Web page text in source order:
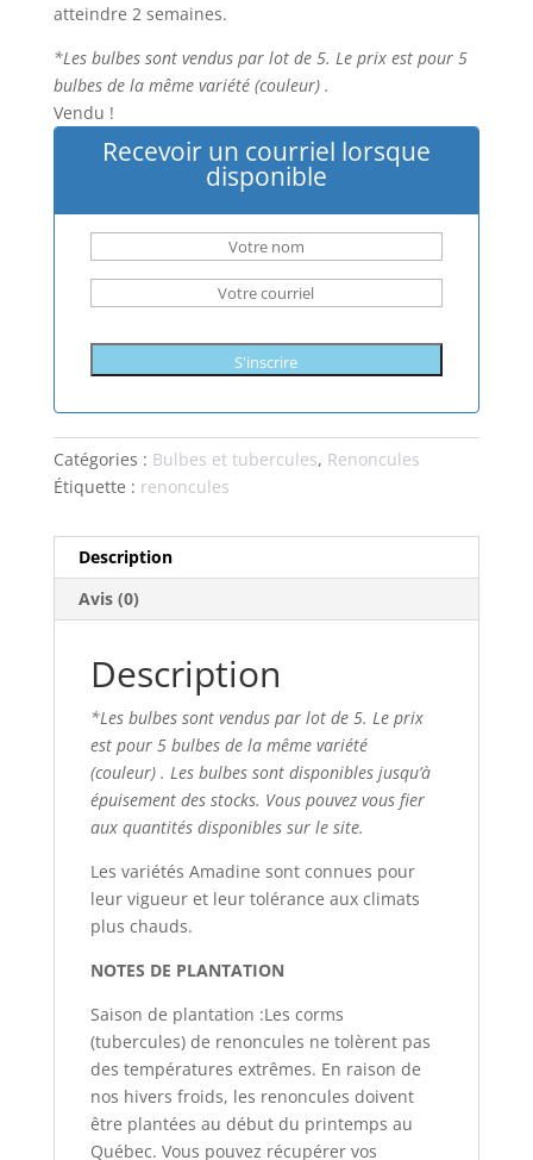
atteindre 2 semaines.
*Les bulbes sont vendus par lot de 5. Le prix est pour 5
bulbes de la même variété (couleur) .
Vendu !
Recevoir un courriel lorsque
disponible
S'inscrire
Catégories : Bulbes et tubercules, Renoncules
Étiquette : renoncules
Description
Avis (0)
Description
*Les bulbes sont vendus par lot de 5. Le prix
est pour 5 bulbes de la même variété
(couleur) . Les bulbes sont disponibles jusqu’à
épuisement des stocks. Vous pouvez vous fier
aux quantités disponibles sur le site.
Les variétés Amadine sont connues pour
leur vigueur et leur tolérance aux climats
plus chauds.
NOTES DE PLANTATION
Saison de plantation :Les corms
(tubercules) de renoncules ne tolèrent pas
des températures extrêmes. En raison de
nos hivers froids, les renoncules doivent
être plantées au début du printemps au
Québec. Vous pouvez récupérer vos